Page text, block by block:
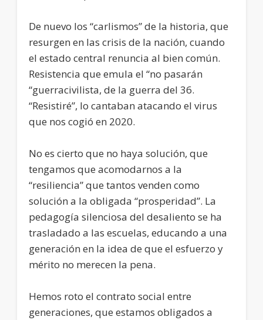
De nuevo los “carlismos” de la historia, que
resurgen en las crisis de la nación, cuando
el estado central renuncia al bien común.
Resistencia que emula el “no pasarán
“guerracivilista, de la guerra del 36.
“Resistiré”, lo cantaban atacando el virus
que nos cogió en 2020.
No es cierto que no haya solución, que
tengamos que acomodarnos a la
“resiliencia” que tantos venden como
solución a la obligada “prosperidad”. La
pedagogía silenciosa del desaliento se ha
trasladado a las escuelas, educando a una
generación en la idea de que el esfuerzo y
mérito no merecen la pena.
Hemos roto el contrato social entre
generaciones, que estamos obligados a